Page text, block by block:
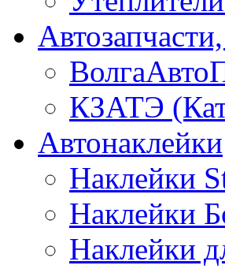
КЗАТЭ
Автонаклейки
Наклейки
Наклейки
Наклейки